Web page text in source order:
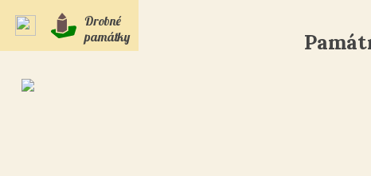
Drobné
památky